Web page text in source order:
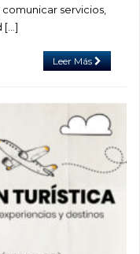
servicios,
[…]
Leer Más